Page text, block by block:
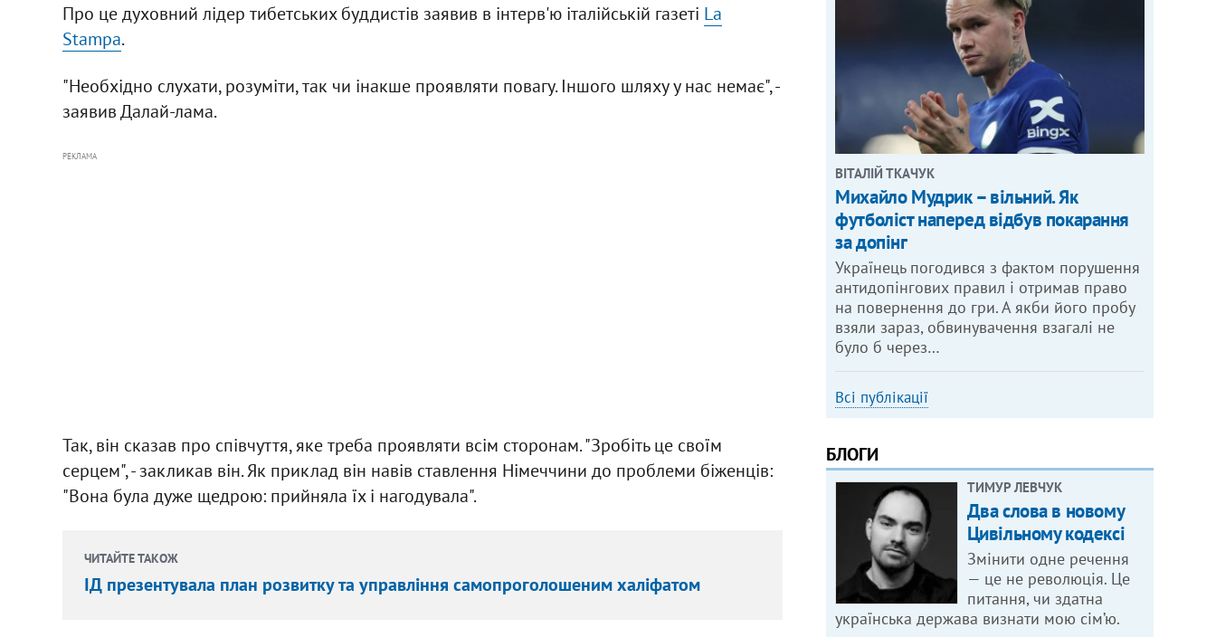
Про це духовний лідер тибетських буддистів заявив в інтерв'ю італійській газеті La
Stampa.
"Необхідно слухати, розуміти, так чи інакше проявляти повагу. Іншого шляху у нас немає", -
заявив Далай-лама.
РЕКЛАМА
Так, він сказав про співчуття, яке треба проявляти всім сторонам. "Зробіть це своїм
серцем", - закликав він. Як приклад він навів ставлення Німеччини до проблеми біженців:
"Вона була дуже щедрою: прийняла їх і нагодувала".
ЧИТАЙТЕ ТАКОЖ
ІД презентувала план розвитку та управління самопроголошеним халіфатом
ВІТАЛІЙ ТКАЧУК
Михайло Мудрик – вільний. Як
футболіст наперед відбув покарання
за допінг
Українець погодився з фактом порушення
антидопінгових правил і отримав право
на повернення до гри. А якби його пробу
взяли зараз, обвинувачення взагалі не
було б через…
Всі публікації
БЛОГИ
ТИМУР ЛЕВЧУК
Два слова в новому
Цивільному кодексі
Змінити одне речення
— це не революція. Це
питання, чи здатна
українська держава визнати мою сім’ю.